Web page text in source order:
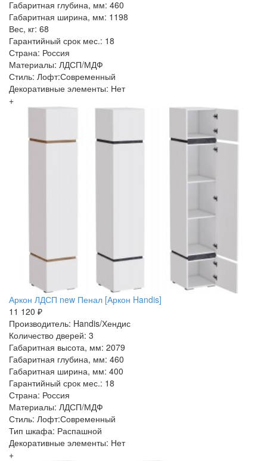
Габаритная глубина, мм: 460
Габаритная ширина, мм: 1198
Вес, кг: 68
Гарантийный срок мес.: 18
Страна: Россия
Материалы: ЛДСП/МДФ
Стиль: Лофт:Современный
Декоративные элементы: Нет
+
Аркон ЛДСП new Пенал [Аркон Handis]
11 120 ₽
Производитель: Handis/Хендис
Количество дверей: 3
Габаритная высота, мм: 2079
Габаритная глубина, мм: 460
Габаритная ширина, мм: 400
Гарантийный срок мес.: 18
Страна: Россия
Материалы: ЛДСП/МДФ
Стиль: Лофт:Современный
Тип шкафа: Распашной
Декоративные элементы: Нет
+